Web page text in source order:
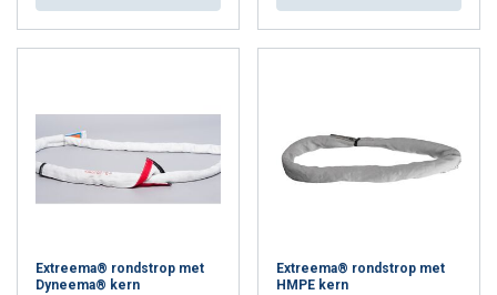
Extreema® rondstrop met
Dyneema® kern
Extreema® rondstrop met
HMPE kern